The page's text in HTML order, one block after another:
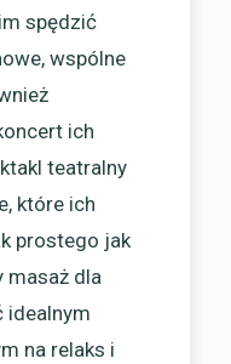
spędzić
wspólne
ich
teatralny
które ich
prostego jak
masaż dla
idealnym
na relaks i